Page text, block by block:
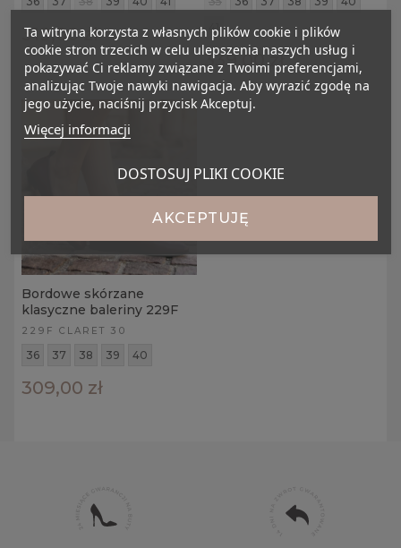
319,00 zł
41
339,00 zł
Bordowe skórzane
klasyczne baleriny 229F
229F CLARET 30
36 37 38 39 40
309,00 zł
Ta witryna korzysta z własnych plików cookie i plików
cookie stron trzecich w celu ulepszenia naszych usług i
pokazywać Ci reklamy związane z Twoimi preferencjami,
analizując Twoje nawyki nawigacja. Aby wyrazić zgodę na
jego użycie, naciśnij przycisk Akceptuj.
Więcej informacji
DOSTOSUJ PLIKI COOKIE
AKCEPTUJĘ